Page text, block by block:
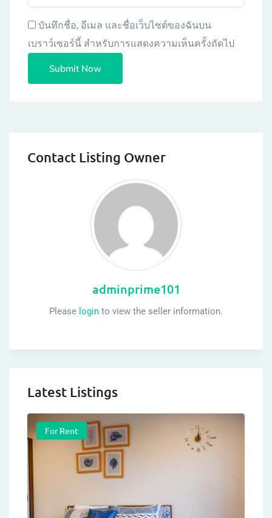
บันทึกชื่อ, อีเมล และชื่อเว็บไซต์ของฉันบน
เบราว์เซอร์นี้ สำหรับการแสดงความเห็นครั้งถัดไป
Contact Listing Owner
adminprime101
Please login to view the seller information.
Latest Listings
For Rent